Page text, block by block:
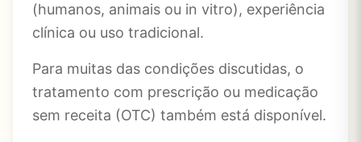
(humanos, animais ou in vitro), experiência
clínica ou uso tradicional.
Para muitas das condições discutidas, o
tratamento com prescrição ou medicação
sem receita (OTC) também está disponível.